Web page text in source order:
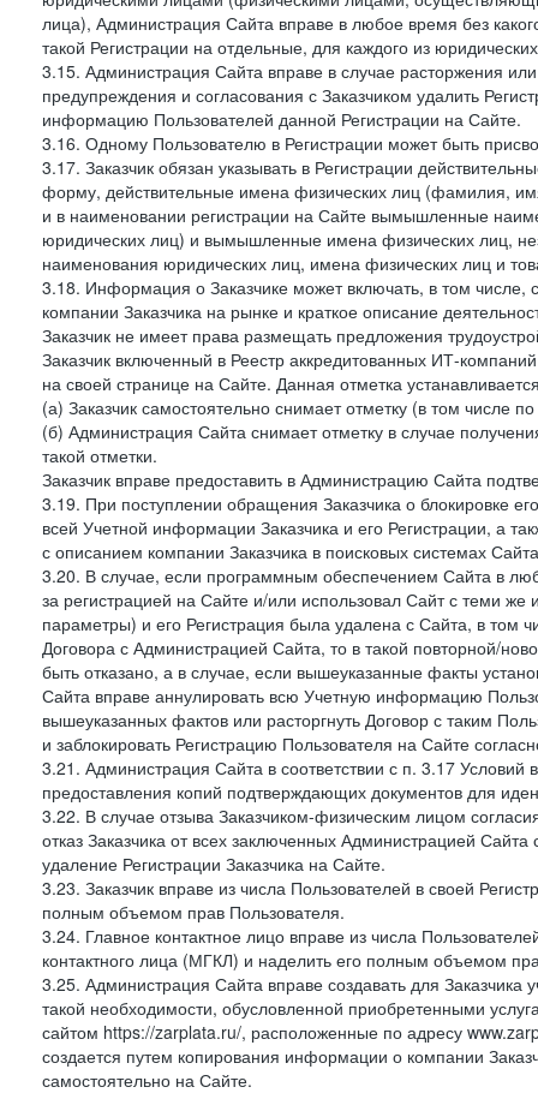
лица), Администрация Сайта вправе в любое время без
такой Регистрации на отдельные, для каждого из
3.15. Администрация Сайта вправе в случае расторжения
предупреждения и согласования с Заказчиком удалить
информацию Пользователей данной Регистрации на Сайте.
3.16. Одному Пользователю в Регистрации может быть
3.17. Заказчик обязан указывать в Регистрации
форму, действительные имена физических лиц (фамилия,
и в наименовании регистрации на Сайте вымышленные
юридических лиц) и вымышленные имена физических лиц,
наименования юридических лиц, имена физических лиц и
3.18. Информация о Заказчике может включать, в том
компании Заказчика на рынке и краткое описание
Заказчик не имеет права размещать предложения
Заказчик включенный в Реестр аккредитованных ИТ-
на своей странице на Сайте. Данная отметка
(а) Заказчик самостоятельно снимает отметку (в том числе
(б) Администрация Сайта снимает отметку в случае
такой отметки.
Заказчик вправе предоставить в Администрацию Сайта
3.19. При поступлении обращения Заказчика о блокировке
всей Учетной информации Заказчика и его Регистрации, а
с описанием компании Заказчика в поисковых системах
3.20. В случае, если программным обеспечением Сайта в
за регистрацией на Сайте и/или использовал Сайт с теми
параметры) и его Регистрация была удалена с Сайта, в том
Договора с Администрацией Сайта, то в такой повторной/
быть отказано, а в случае, если вышеуказанные факты
Сайта вправе аннулировать всю Учетную информацию
вышеуказанных фактов или расторгнуть Договор с таким
и заблокировать Регистрацию Пользователя на Сайте
3.21. Администрация Сайта в соответствии с п. 3.17 Условий
предоставления копий подтверждающих документов для
3.22. В случае отзыва Заказчиком-физическим лицом
отказ Заказчика от всех заключенных Администрацией
удаление Регистрации Заказчика на Сайте.
3.23. Заказчик вправе из числа Пользователей в своей
полным объемом прав Пользователя.
3.24. Главное контактное лицо вправе из числа
контактного лица (МГКЛ) и наделить его полным объемом
3.25. Администрация Сайта вправе создавать для
такой необходимости, обусловленной приобретенными
сайтом https://zarplata.ru/, расположенные по адресу
создается путем копирования информации о компании
самостоятельно на Сайте.